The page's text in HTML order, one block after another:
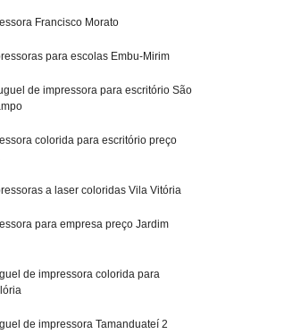
Francisco Morato
para escolas Embu-Mirim
de impressora para escritório São
colorida para escritório preço
a laser coloridas Vila Vitória
para empresa preço Jardim
de impressora colorida para
de impressora Tamanduateí 2